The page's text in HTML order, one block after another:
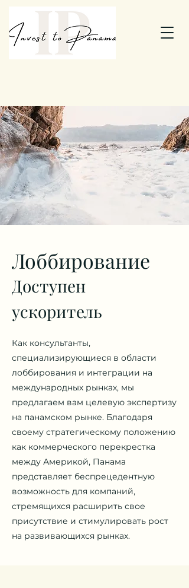
Лоббирование
Доступен
ускоритель
Как консультанты,
специализирующиеся в области
лоббирования и интеграции на
международных рынках, мы
предлагаем вам целевую экспертизу
на панамском рынке. Благодаря
своему стратегическому положению
как коммерческого перекрестка
между Америкой, Панама
представляет беспрецедентную
возможность для компаний,
стремящихся расширить свое
присутствие и стимулировать рост
на развивающихся рынках.